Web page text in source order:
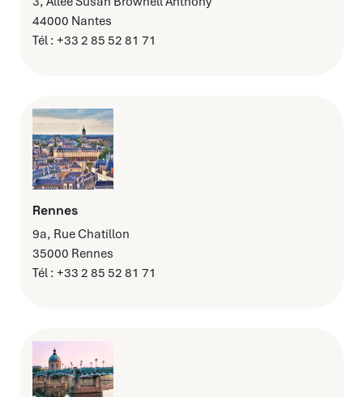
44000 Nantes
Tél : +33 2 85 52 81 71
Rennes
9a, Rue Chatillon
35000 Rennes
Tél : +33 2 85 52 81 71